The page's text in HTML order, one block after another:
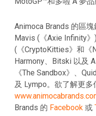
Animoca Brands 的區
Mavis (《Axie Infinity
(《CryptoKitties》和《
Harmony、Bitski 以及
《The Sandbox》、
及 Lympo。欲了解更多
Brands 的 Facebook 或